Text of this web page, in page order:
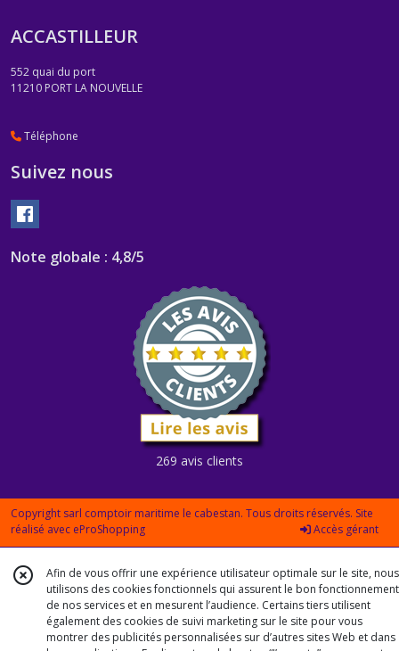
ACCASTILLEUR
552 quai du port
11210 PORT LA NOUVELLE
Téléphone
Suivez nous
Note globale : 4,8/5
269 avis clients
Copyright sarl comptoir maritime le cabestan. Tous droits réservés. Site
réalisé avec eProShopping Accès gérant
Afin de vous offrir une expérience utilisateur optimale sur le site, nous
utilisons des cookies fonctionnels qui assurent le bon fonctionnement
de nos services et en mesurent l’audience. Certains tiers utilisent
également des cookies de suivi marketing sur le site pour vous
montrer des publicités personnalisées sur d’autres sites Web et dans